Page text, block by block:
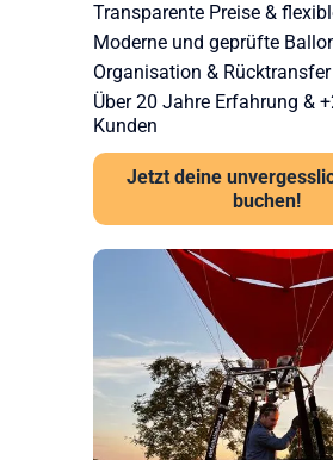
Transparente Preise &
Moderne und geprüfte
Organisation &
Über 20 Jahre Erfahrung &
Kunden
Jetzt deine
buchen!